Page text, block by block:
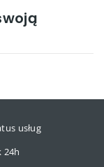
usług
24h